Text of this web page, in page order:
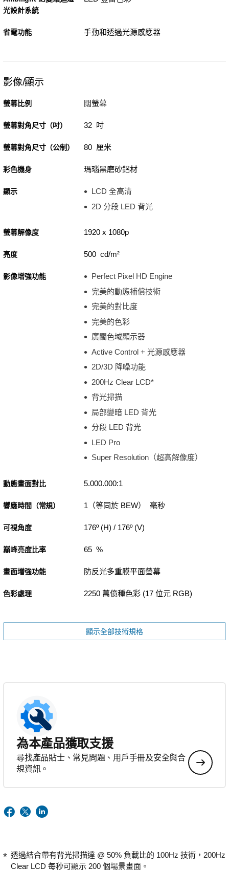
光設計系統
省電功能 手動和透過光源感應器
影像/顯示
螢幕比例 闊螢幕
螢幕對角尺寸（吋） 32 吋
螢幕對角尺寸（公制） 80 厘米
彩色機身 瑪瑙黑磨砂鋁材
顯示
LCD 全高清
2D 分段 LED 背光
螢幕解像度 1920 x 1080p
亮度 500 cd/m²
影像增強功能
Perfect Pixel HD Engine
完美的動態補償技術
完美的對比度
完美的色彩
廣闊色域顯示器
Active Control + 光源感應器
2D/3D 降噪功能
200Hz Clear LCD*
背光掃描
局部變暗 LED 背光
分段 LED 背光
LED Pro
Super Resolution（超高解像度）
動態畫面對比 5.000.000:1
響應時間（常規） 1（等同於 BEW） 毫秒
可視角度 176º (H) / 176º (V)
巔峰亮度比率 65 %
畫面增強功能 防反光多重膜平面螢幕
色彩處理 2250 萬億種色彩 (17 位元 RGB)
顯示全部技術規格
為本產品獲取支援
尋找產品貼士、常見問題、用戶手冊及安全與合
規資訊。
透過結合帶有背光掃描達 @ 50% 負載比的 100Hz 技術，200Hz
Clear LCD 每秒可顯示 200 個場景畫面。